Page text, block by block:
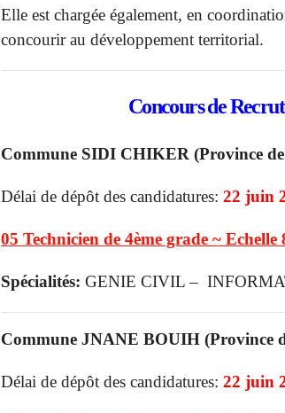
Elle est chargée également, en
concourir au développement territorial.
Concours de
Commune SIDI CHIKER (Province de
Délai de dépôt des candidatures: 22 juin
05 Technicien de 4ème grade ~ Echelle
Spécialités: GENIE CIVIL –
Commune JNANE BOUIH (Province
Délai de dépôt des candidatures: 22 juin